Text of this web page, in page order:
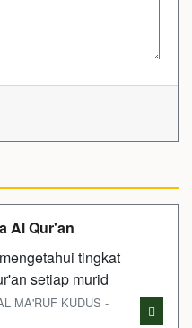
Al Qur'an
tingkat
setiap murid
MA'RUF KUDUS -